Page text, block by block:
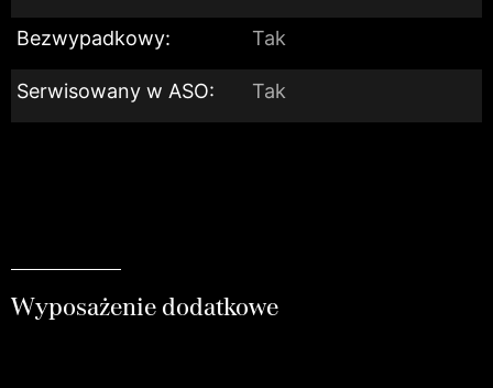
Bezwypadkowy: Tak
Serwisowany w ASO: Tak
Wyposażenie dodatkowe